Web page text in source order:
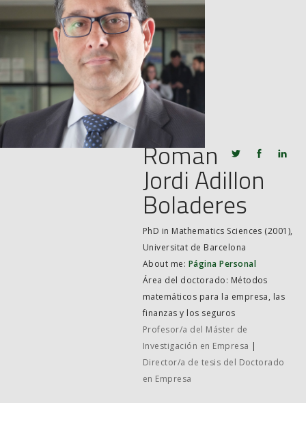
NOTICIAS
ACTIVIDADES
JOB MARKET
SEARCH SITE
Roman
Jordi Adillon
Boladeres
PhD in Mathematics Sciences (2001),
Universitat de Barcelona
About me: Página Personal
Área del doctorado: Métodos
matemáticos para la empresa, las
finanzas y los seguros
Profesor/a del Máster de
Investigación en Empresa |
Director/a de tesis del Doctorado
en Empresa